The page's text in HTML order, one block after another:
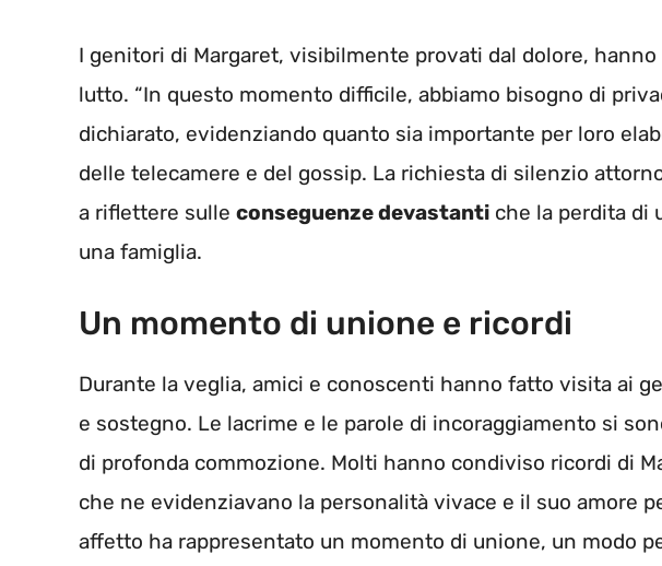
I genitori di Margaret, visibilmente provati dal dolore,
lutto. “In questo momento difficile, abbiamo bisogno di
dichiarato, evidenziando quanto sia importante per loro
delle telecamere e del gossip. La richiesta di silenzio
a riflettere sulle conseguenze devastanti che la perdita di
una famiglia.
Un momento di unione e ricordi
Durante la veglia, amici e conoscenti hanno fatto visita ai
e sostegno. Le lacrime e le parole di incoraggiamento si
di profonda commozione. Molti hanno condiviso ricordi di
che ne evidenziavano la personalità vivace e il suo amore
affetto ha rappresentato un momento di unione, un modo